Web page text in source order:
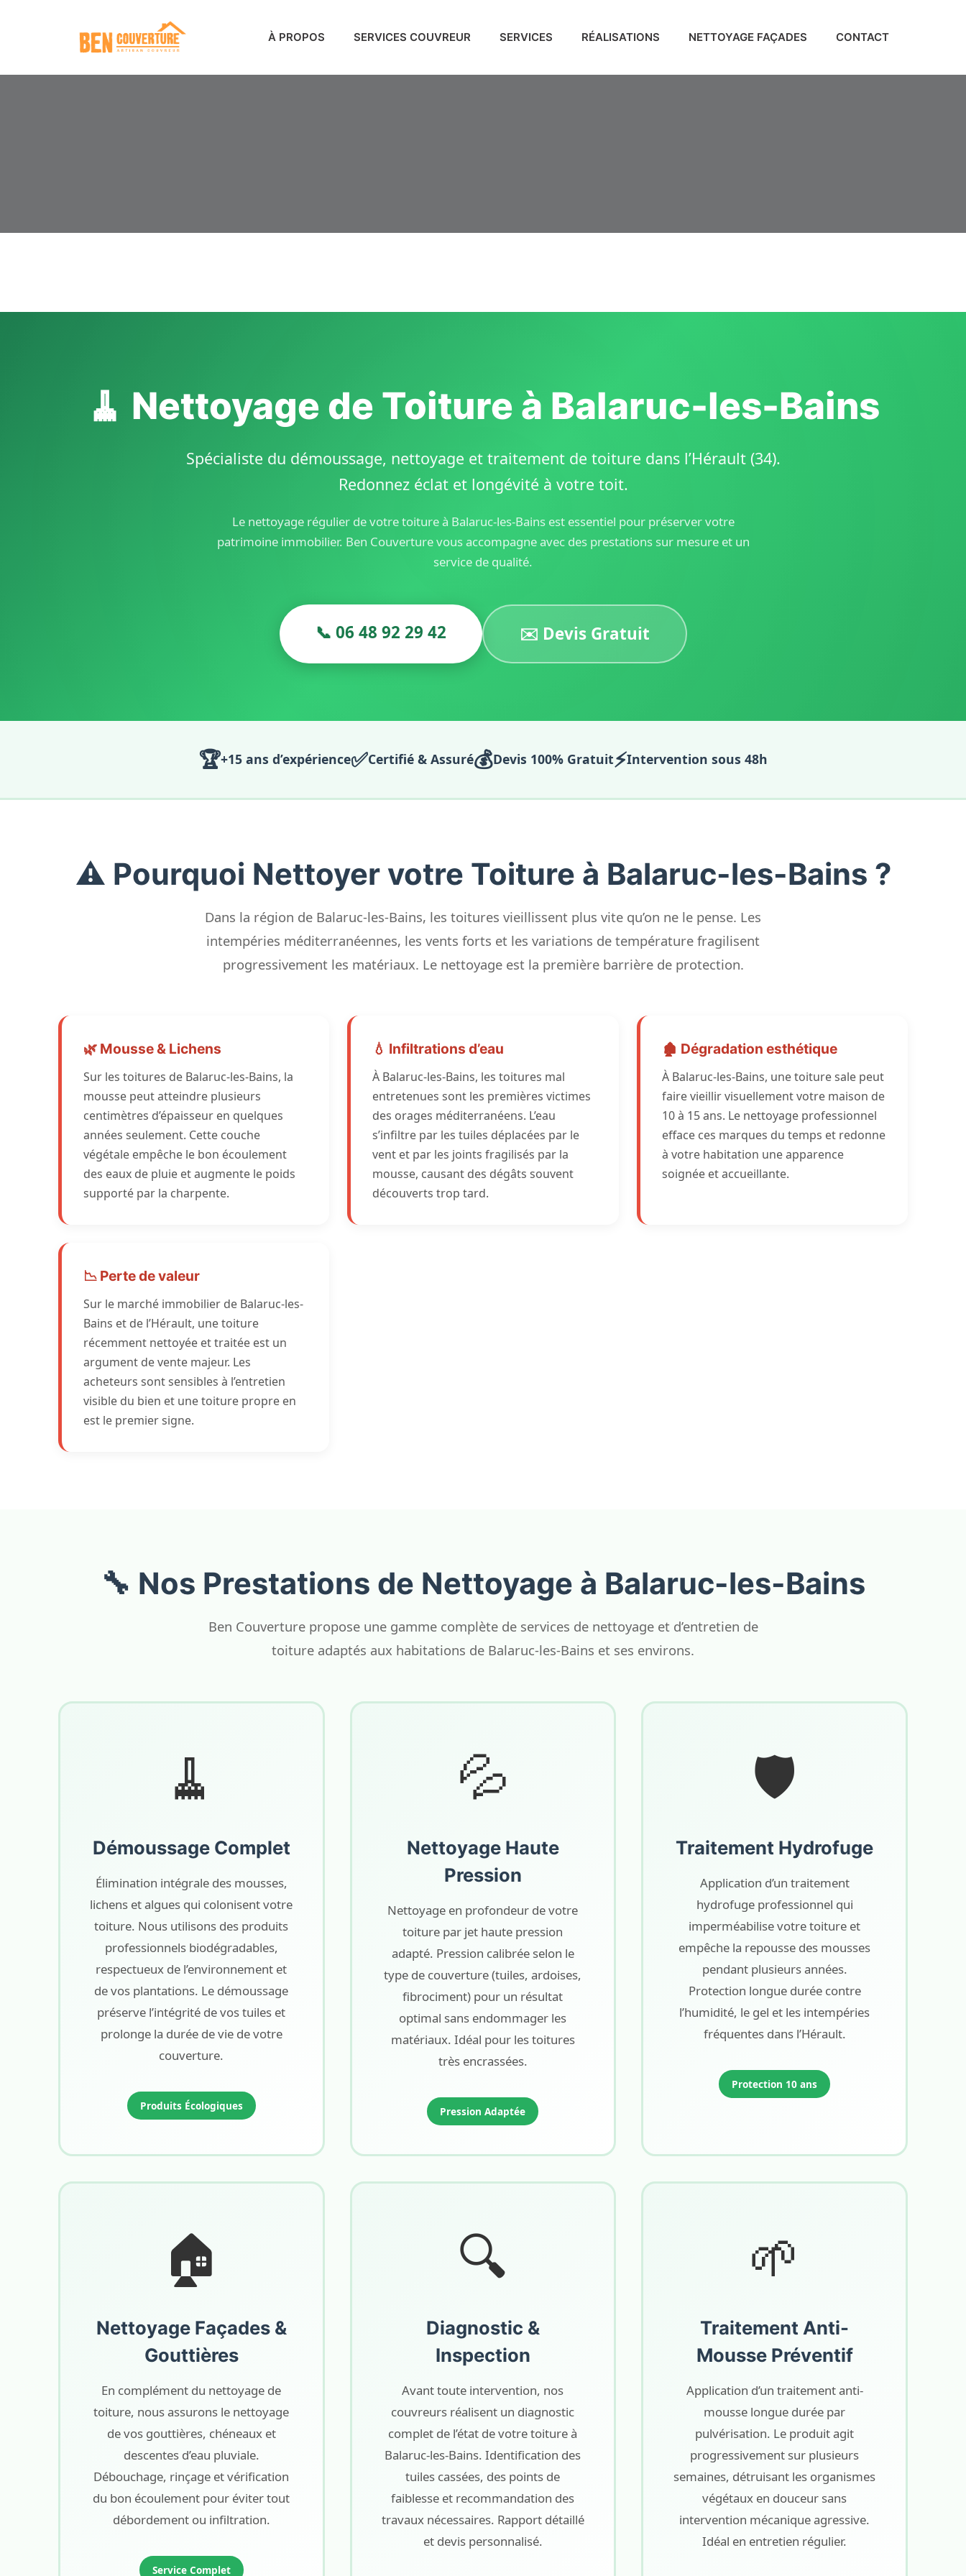
À PROPOS SERVICES COUVREUR SERVICES RÉALISATIONS NETTOYAGE FAÇADES CONTACT
🧹 Nettoyage de Toiture à Balaruc-les-Bains
Spécialiste du démoussage, nettoyage et traitement de toiture dans l’Hérault (34).
Redonnez éclat et longévité à votre toit.
Le nettoyage régulier de votre toiture à Balaruc-les-Bains est essentiel pour préserver votre
patrimoine immobilier. Ben Couverture vous accompagne avec des prestations sur mesure et un
service de qualité.
📞 06 48 92 29 42 ✉️ Devis Gratuit
🏆+15 ans d’expérience✅Certifié & Assuré💰Devis 100% Gratuit⚡Intervention sous 48h
⚠️ Pourquoi Nettoyer votre Toiture à Balaruc-les-Bains ?
Dans la région de Balaruc-les-Bains, les toitures vieillissent plus vite qu’on ne le pense. Les
intempéries méditerranéennes, les vents forts et les variations de température fragilisent
progressivement les matériaux. Le nettoyage est la première barrière de protection.
🌿 Mousse & Lichens
Sur les toitures de Balaruc-les-Bains, la
mousse peut atteindre plusieurs
centimètres d’épaisseur en quelques
années seulement. Cette couche
végétale empêche le bon écoulement
des eaux de pluie et augmente le poids
supporté par la charpente.
💧 Infiltrations d’eau
À Balaruc-les-Bains, les toitures mal
entretenues sont les premières victimes
des orages méditerranéens. L’eau
s’infiltre par les tuiles déplacées par le
vent et par les joints fragilisés par la
mousse, causant des dégâts souvent
découverts trop tard.
🏚️ Dégradation esthétique
À Balaruc-les-Bains, une toiture sale peut
faire vieillir visuellement votre maison de
10 à 15 ans. Le nettoyage professionnel
efface ces marques du temps et redonne
à votre habitation une apparence
soignée et accueillante.
📉 Perte de valeur
Sur le marché immobilier de Balaruc-les-
Bains et de l’Hérault, une toiture
récemment nettoyée et traitée est un
argument de vente majeur. Les
acheteurs sont sensibles à l’entretien
visible du bien et une toiture propre en
est le premier signe.
🔧 Nos Prestations de Nettoyage à Balaruc-les-Bains
Ben Couverture propose une gamme complète de services de nettoyage et d’entretien de
toiture adaptés aux habitations de Balaruc-les-Bains et ses environs.
🧹
Démoussage Complet
Élimination intégrale des mousses,
lichens et algues qui colonisent votre
toiture. Nous utilisons des produits
professionnels biodégradables,
respectueux de l’environnement et
de vos plantations. Le démoussage
préserve l’intégrité de vos tuiles et
prolonge la durée de vie de votre
couverture.
Produits Écologiques
💦
Nettoyage Haute
Pression
Nettoyage en profondeur de votre
toiture par jet haute pression
adapté. Pression calibrée selon le
type de couverture (tuiles, ardoises,
fibrociment) pour un résultat
optimal sans endommager les
matériaux. Idéal pour les toitures
très encrassées.
Pression Adaptée
🛡️
Traitement Hydrofuge
Application d’un traitement
hydrofuge professionnel qui
imperméabilise votre toiture et
empêche la repousse des mousses
pendant plusieurs années.
Protection longue durée contre
l’humidité, le gel et les intempéries
fréquentes dans l’Hérault.
Protection 10 ans
🏠
Nettoyage Façades &
Gouttières
En complément du nettoyage de
toiture, nous assurons le nettoyage
de vos gouttières, chéneaux et
descentes d’eau pluviale.
Débouchage, rinçage et vérification
du bon écoulement pour éviter tout
débordement ou infiltration.
Service Complet
🔍
Diagnostic &
Inspection
Avant toute intervention, nos
couvreurs réalisent un diagnostic
complet de l’état de votre toiture à
Balaruc-les-Bains. Identification des
tuiles cassées, des points de
faiblesse et recommandation des
travaux nécessaires. Rapport détaillé
et devis personnalisé.
🌱
Traitement Anti-
Mousse Préventif
Application d’un traitement anti-
mousse longue durée par
pulvérisation. Le produit agit
progressivement sur plusieurs
semaines, détruisant les organismes
végétaux en douceur sans
intervention mécanique agressive.
Idéal en entretien régulier.